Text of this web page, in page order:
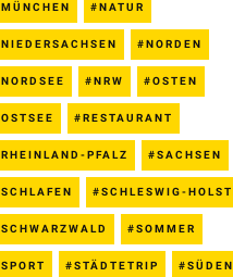
MÜNCHEN NATUR
NIEDERSACHSEN NORDEN
NORDSEE NRW OSTEN
OSTSEE RESTAURANT
RHEINLAND-PFALZ SACHSEN
SCHLAFEN SCHLESWIG-
SCHWARZWALD SOMMER
SPORT STÄDTETRIP SÜDEN